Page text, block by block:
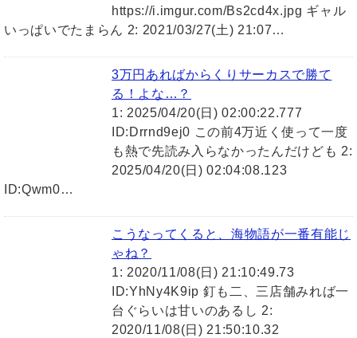
https://i.imgur.com/Bs2cd4x.jpg ギャル
いっぱいでたまらん 2: 2021/03/27(土) 21:07…
3万円あればからくりサーカスで勝て
る！よな…？
1: 2025/04/20(日) 02:00:22.777
ID:Drrnd9ej0 この前4万近く使って一度
も熱で先読み入らなかったんだけども 2:
2025/04/20(日) 02:04:08.123
ID:Qwm0…
こうなってくると、海物語が一番有能じ
ゃね？
1: 2020/11/08(日) 21:10:49.73
ID:YhNy4K9ip 釘も二、三店舗みれば一
台ぐらいは甘いのあるし 2:
2020/11/08(日) 21:50:10.32